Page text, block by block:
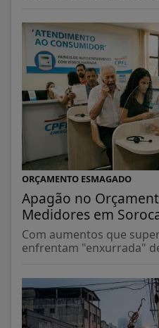
ORÇAMENTO ESMAGADO
Apagão no
Medidores em
Com aumentos que
enfrentam "enxurrada"